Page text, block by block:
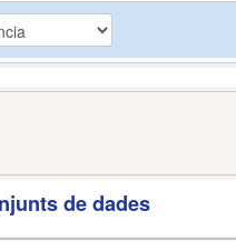
de dades